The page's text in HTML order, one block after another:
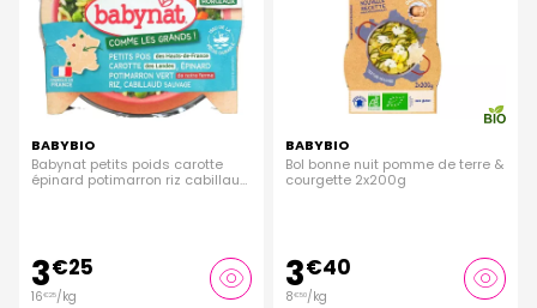
BABYBIO
Babynat petits poids carotte
épinard potimarron riz cabillaud
3€25
16€25/kg
BABYBIO
Bol bonne nuit pomme de terre &
courgette 2x200g
3€40
8€50/kg